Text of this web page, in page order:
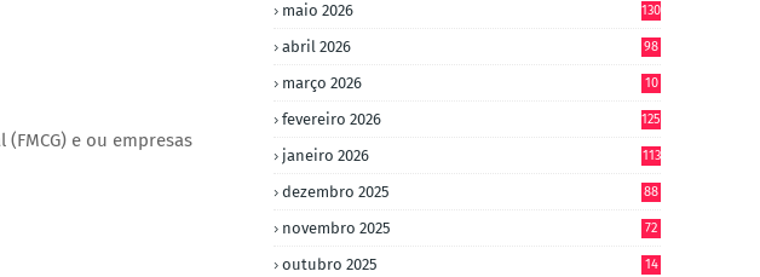
e ou empresas
maio 2026 130
abril 2026 98
março 2026
10
fevereiro 2026 125
janeiro 2026 113
dezembro 2025 88
novembro 2025 72
outubro 2025
14